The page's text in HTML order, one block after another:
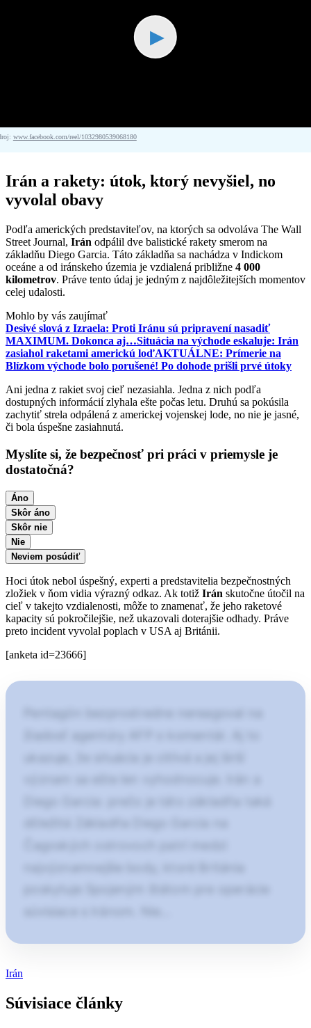
▶
www.facebook.com/reel/1032980539068180
Irán a rakety: útok, ktorý nevyšiel, no
vyvolal obavy
Podľa amerických predstaviteľov, na ktorých sa odvoláva The Wall
Street Journal, Irán odpálil dve balistické rakety smerom na
základňu Diego Garcia. Táto základňa sa nachádza v Indickom
oceáne a od iránskeho územia je vzdialená približne 4 000
kilometrov. Práve tento údaj je jedným z najdôležitejších momentov
celej udalosti.
Mohlo by vás zaujímať
Desivé slová z Izraela: Proti Iránu sú pripravení nasadiť
MAXIMUM. Dokonca aj…Situácia na východe eskaluje: Irán
zasiahol raketami americkú loďAKTUÁLNE: Prímerie na
Blízkom východe bolo porušené! Po dohode prišli prvé útoky
Ani jedna z rakiet svoj cieľ nezasiahla. Jedna z nich podľa
dostupných informácií zlyhala ešte počas letu. Druhú sa pokúsila
zachytiť strela odpálená z americkej vojenskej lode, no nie je jasné,
či bola úspešne zasiahnutá.
Myslíte si, že bezpečnosť pri práci v priemysle je
dostatočná?
Áno
Skôr áno
Skôr nie
Nie
Neviem posúdiť
Hoci útok nebol úspešný, experti a predstavitelia bezpečnostných
zložiek v ňom vidia výrazný odkaz. Ak totiž Irán skutočne útočil na
cieľ v takejto vzdialenosti, môže to znamenať, že jeho raketové
kapacity sú pokročilejšie, než ukazovali doterajšie odhady. Práve
preto incident vyvolal poplach v USA aj Británii.
[anketa id=23666]
Irán
Súvisiace články